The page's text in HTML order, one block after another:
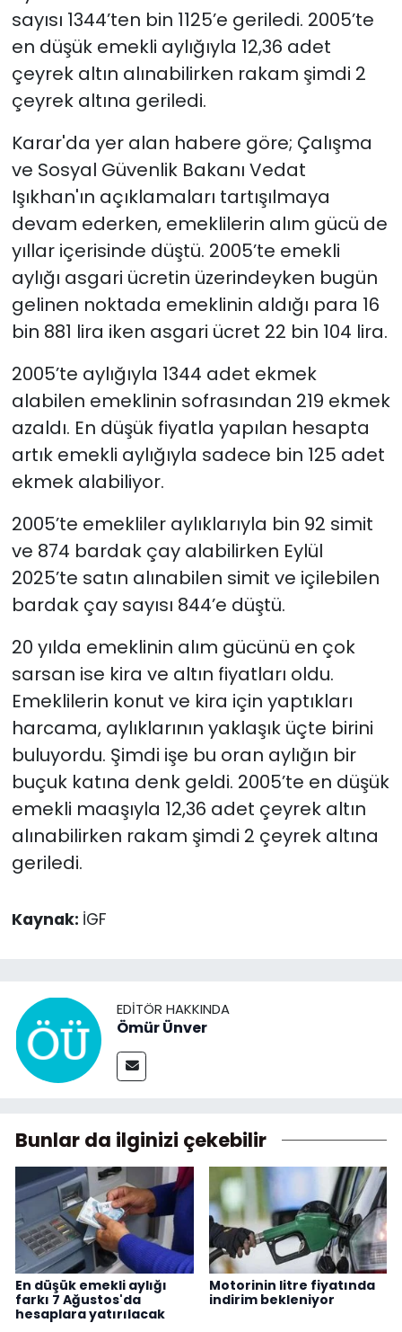
sayısı 1344’ten bin 1125’e geriledi. 2005’te
en düşük emekli aylığıyla 12,36 adet
çeyrek altın alınabilirken rakam şimdi 2
çeyrek altına geriledi.
Karar'da yer alan habere göre; Çalışma
ve Sosyal Güvenlik Bakanı Vedat
Işıkhan'ın açıklamaları tartışılmaya
devam ederken, emeklilerin alım gücü de
yıllar içerisinde düştü. 2005’te emekli
aylığı asgari ücretin üzerindeyken bugün
gelinen noktada emeklinin aldığı para 16
bin 881 lira iken asgari ücret 22 bin 104 lira.
2005’te aylığıyla 1344 adet ekmek
alabilen emeklinin sofrasından 219 ekmek
azaldı. En düşük fiyatla yapılan hesapta
artık emekli aylığıyla sadece bin 125 adet
ekmek alabiliyor.
2005’te emekliler aylıklarıyla bin 92 simit
ve 874 bardak çay alabilirken Eylül
2025’te satın alınabilen simit ve içilebilen
bardak çay sayısı 844’e düştü.
20 yılda emeklinin alım gücünü en çok
sarsan ise kira ve altın fiyatları oldu.
Emeklilerin konut ve kira için yaptıkları
harcama, aylıklarının yaklaşık üçte birini
buluyordu. Şimdi işe bu oran aylığın bir
buçuk katına denk geldi. 2005’te en düşük
emekli maaşıyla 12,36 adet çeyrek altın
alınabilirken rakam şimdi 2 çeyrek altına
geriledi.
Kaynak: İGF
EDITÖR HAKKINDA
Ömür Ünver
Bunlar da ilginizi çekebilir
En düşük emekli aylığı
farkı 7 Ağustos'da
hesaplara yatırılacak
Motorinin litre fiyatında
indirim bekleniyor